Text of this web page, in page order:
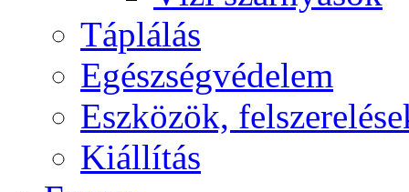
Táplálás
Egészségvédelem
Eszközök,
Kiállítás